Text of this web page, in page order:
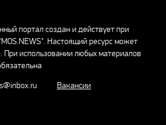
портал создан и действует при
Настоящий ресурс может
использовании любых материалов
Вакансии